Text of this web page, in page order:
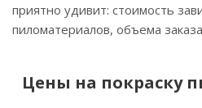
приятно удивит: стоимость
пиломатериалов, объема
Цены на покраску